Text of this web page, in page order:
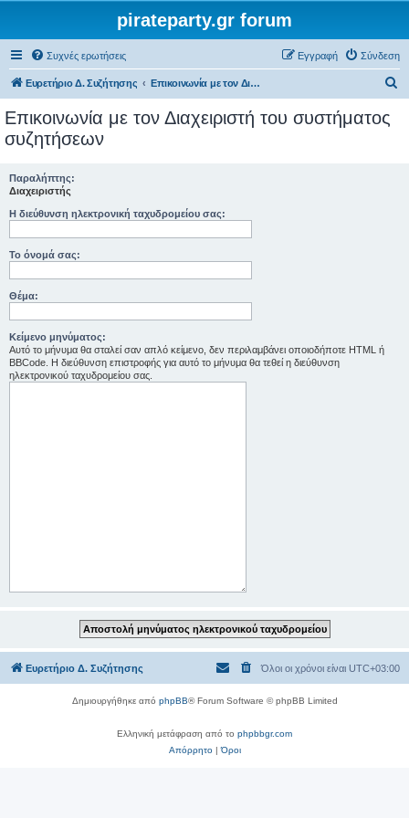
pirateparty.gr forum
Συχνές ερωτήσεις Σύνδεση
Εγγραφή
Ευρετήριο Δ. Συζήτησης Επικοινωνία με τον Διαχειριστή του συστήματος συζητήσεων
Επικοινωνία με τον Διαχειριστή του συστήματος
συζητήσεων
Παραλήπτης:
Διαχειριστής
Η διεύθυνση ηλεκτρονική ταχυδρομείου σας:
Το όνομά σας:
Θέμα:
Κείμενο μηνύματος:
Αυτό το μήνυμα θα σταλεί σαν απλό κείμενο, δεν περιλαμβάνει οποιοδήποτε HTML ή
BBCode. Η διεύθυνση επιστροφής για αυτό το μήνυμα θα τεθεί η διεύθυνση
ηλεκτρονικού ταχυδρομείου σας.
Ευρετήριο Δ. Συζήτησης Όλοι οι χρόνοι είναι UTC+03:00
Δημιουργήθηκε από phpBB® Forum Software © phpBB Limited
Ελληνική μετάφραση από το phpbbgr.com
Απόρρητο|Όροι